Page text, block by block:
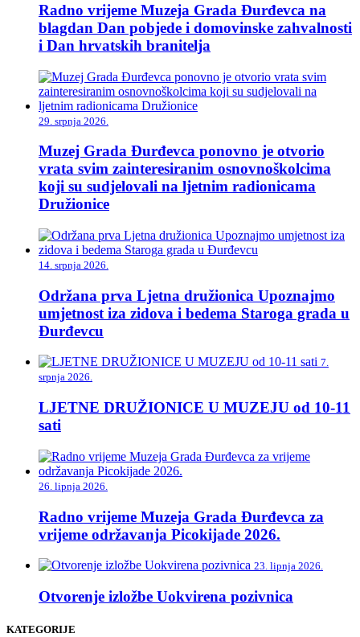
Radno vrijeme Muzeja Grada Đurđevca na
blagdan Dan pobjede i domovinske zahvalnosti
i Dan hrvatskih branitelja
29. srpnja 2026.
Muzej Grada Đurđevca ponovno je otvorio
vrata svim zainteresiranim osnovnoškolcima
koji su sudjelovali na ljetnim radionicama
Družionice
14. srpnja 2026.
Održana prva Ljetna družionica Upoznajmo
umjetnost iza zidova i bedema Staroga grada u
Đurđevcu
7.
srpnja 2026.
LJETNE DRUŽIONICE U MUZEJU od 10-11
sati
26. lipnja 2026.
Radno vrijeme Muzeja Grada Đurđevca za
vrijeme održavanja Picokijade 2026.
23. lipnja 2026.
Otvorenje izložbe Uokvirena pozivnica
KATEGORIJE